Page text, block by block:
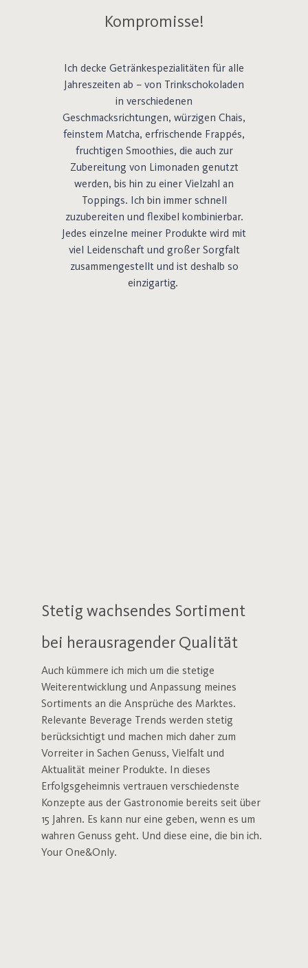
Kompromisse!
Ich decke Getränkespezialitäten für alle
Jahreszeiten ab – von Trinkschokoladen
in verschiedenen
Geschmacksrichtungen, würzigen Chais,
feinstem Matcha, erfrischende Frappés,
fruchtigen Smoothies, die auch zur
Zubereitung von Limonaden genutzt
werden, bis hin zu einer Vielzahl an
Toppings. Ich bin immer schnell
zuzubereiten und flexibel kombinierbar.
Jedes einzelne meiner Produkte wird mit
viel Leidenschaft und großer Sorgfalt
zusammengestellt und ist deshalb so
einzigartig.
Stetig wachsendes Sortiment
bei herausragender Qualität
Auch kümmere ich mich um die stetige
Weiterentwicklung und Anpassung meines
Sortiments an die Ansprüche des Marktes.
Relevante Beverage Trends werden stetig
berücksichtigt und machen mich daher zum
Vorreiter in Sachen Genuss, Vielfalt und
Aktualität meiner Produkte. In dieses
Erfolgsgeheimnis vertrauen verschiedenste
Konzepte aus der Gastronomie bereits seit über
15 Jahren. Es kann nur eine geben, wenn es um
wahren Genuss geht. Und diese eine, die bin ich.
Your One&Only.